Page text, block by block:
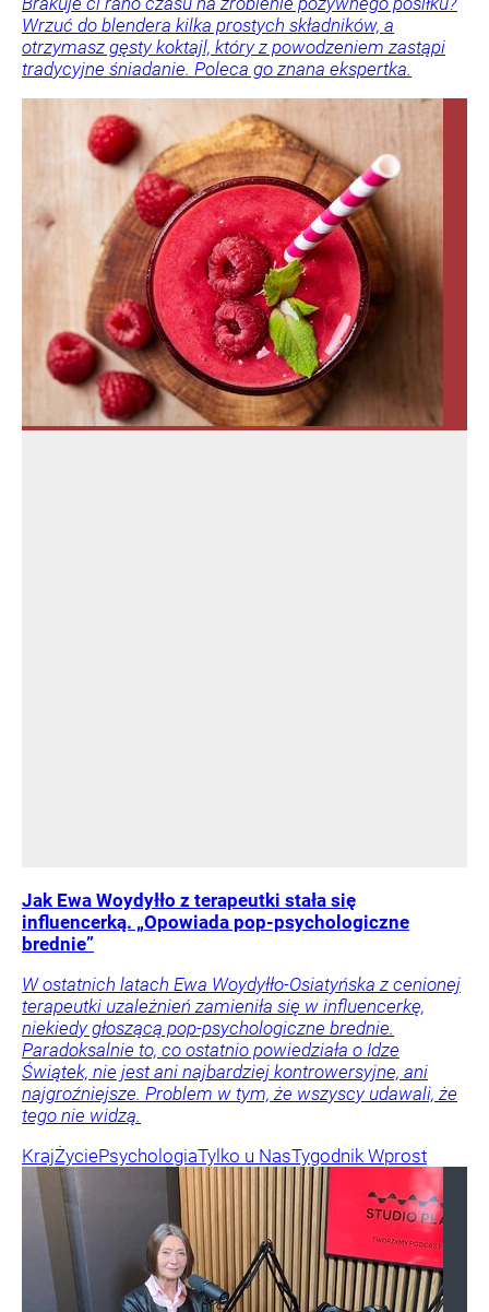
Wrzuć do blendera kilka prostych składników, a
otrzymasz gęsty koktajl, który z powodzeniem zastąpi
tradycyjne śniadanie. Poleca go znana ekspertka.
Jak Ewa Woydyłło z terapeutki stała się
influencerką. „Opowiada pop-psychologiczne
brednie”
W ostatnich latach Ewa Woydyłło-Osiatyńska z cenionej
terapeutki uzależnień zamieniła się w influencerkę,
niekiedy głoszącą pop-psychologiczne brednie.
Paradoksalnie to, co ostatnio powiedziała o Idze
Świątek, nie jest ani najbardziej kontrowersyjne, ani
najgroźniejsze. Problem w tym, że wszyscy udawali, że
tego nie widzą.
KrajŻyciePsychologiaTylko u NasTygodnik Wprost